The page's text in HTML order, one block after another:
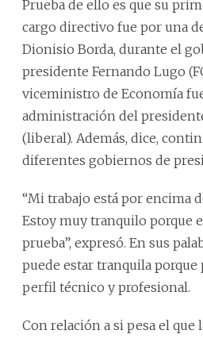
Prueba de ello es que su
cargo directivo fue por una
Dionisio Borda, durante el
presidente Fernando Lugo
viceministro de Economía
administración del
(liberal). Además, dice,
diferentes gobiernos de
“Mi trabajo está por encima
Estoy muy tranquilo porque
prueba”, expresó. En sus
puede estar tranquila porque
perfil técnico y profesional.
Con relación a si pesa el